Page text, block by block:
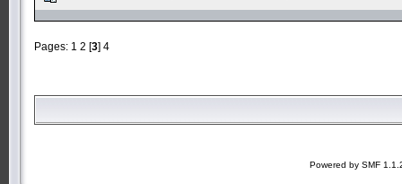
Pages: 1 2 [3] 4
Powered by SMF